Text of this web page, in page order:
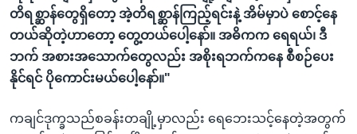
တိရစ္ဆာန်တွေရှိတော့ အဲ့တိရစ္ဆာန်ကြည့်ရင်းနဲ့ အိမ်မှာပဲ စောင့်နေ
တယ်ဆိုတဲ့ဟာတော့ တွေ့တယ်ပေါ့နော်။ အဓိကက ရေရယ်၊ ဒီ
ဘက် အစားအသောက်တွေလည်း အစိုးရဘက်ကနေ စီစဉ်ပေး
နိုင်ရင် ပိုကောင်းမယ်ပေါ့နော်။"
ကချင်ဒုက္ခသည်စခန်းတချို့မှာလည်း ရေဘေးသင့်နေတဲ့အတွက်